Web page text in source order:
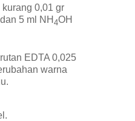
0,01 gr
5 ml NH 4OH
EDTA 0,025
warna